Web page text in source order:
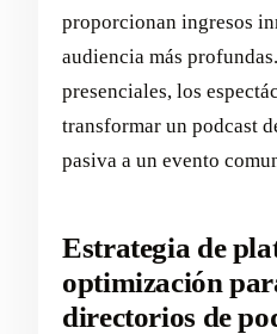
proporcionan ingresos
audiencia más
presenciales, los
transformar un podcast
pasiva a un evento
Estrategia de
optimización
directorios de